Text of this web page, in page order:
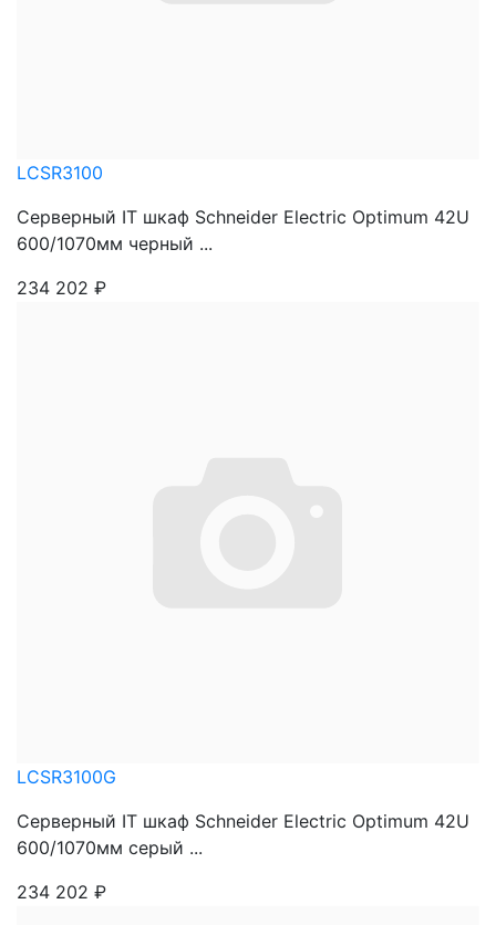
LCSR3100
Серверный IT шкаф Schneider Electric Optimum 42U
600/1070мм черный ...
234 202 ₽
LCSR3100G
Серверный IT шкаф Schneider Electric Optimum 42U
600/1070мм серый ...
234 202 ₽